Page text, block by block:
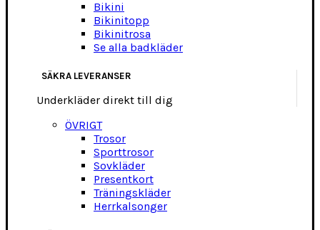
Bikini
Bikinitopp
Bikinitrosa
Se alla badkläder
SÄKRA LEVERANSER
Underkläder direkt till dig
ÖVRIGT
Trosor
Sporttrosor
Sovkläder
Presentkort
Träningskläder
Herrkalsonger